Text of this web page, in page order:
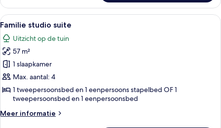
gedeeltelijk
uitzicht
op
Alle
foto's
voor
Familie
studio
suite
laden
Een moderne hotelkamer met een
50
Familie studio suite
Uitzicht op de tuin
57 m²
1 slaapkamer
Max. aantal: 4
1 tweepersoonsbed en 1 eenpersoons stapelbed OF 1
tweepersoonsbed en 1 eenpersoonsbed
Meer informatie
Meer